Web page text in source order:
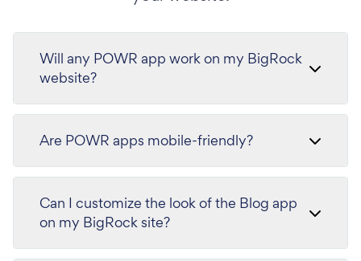
Will any POWR app work on my BigRock
website?
Are POWR apps mobile-friendly?
Can I customize the look of the Blog app
on my BigRock site?